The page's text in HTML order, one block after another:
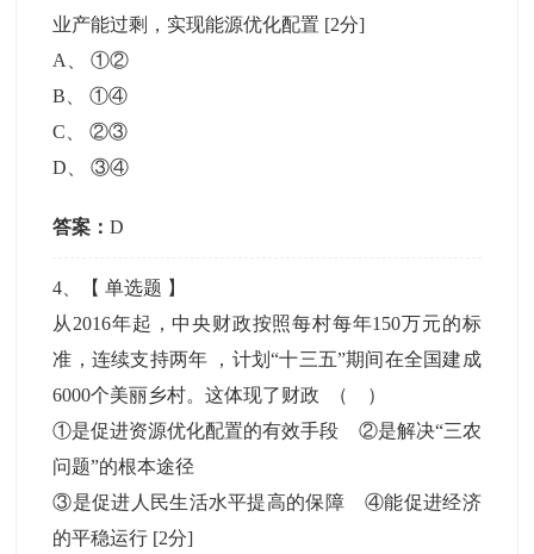
业产能过剩，实现能源优化配置 [2分]
A
、①②
B 、①④
C 、②③
D 、③④
答案：D
4 、【单选题 】
从2016年起，中央财政按照每村每年150万元的标
准，连续支持两年 ，计划“十三五”期间在全国建成
6000个美丽乡村。这体现了财政 （ ）
①是促进资源优化配置的有效手段 ②是解决“三农
问题”的根本途径
③是促进人民生活水平提高的保障 ④能促进经济
的平稳运行 [2分]